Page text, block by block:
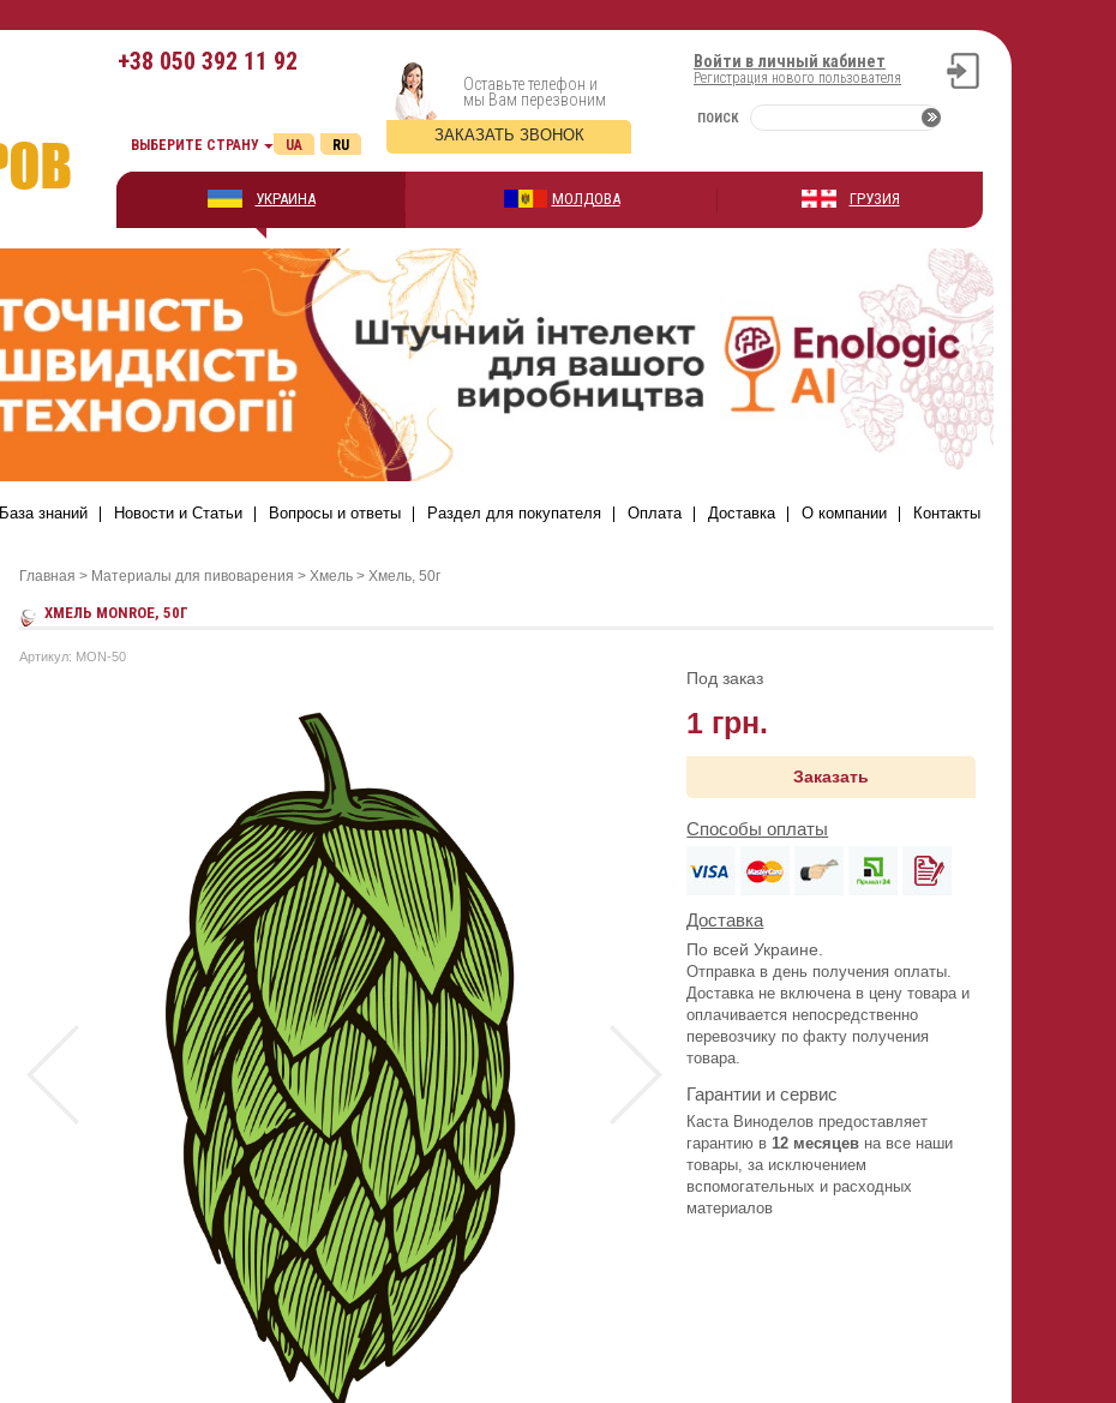
+38 050 392 11 92 Войти в личный кабинет
Регистрация нового пользователя
ПОИСК
Оставьте телефон и
мы Вам перезвоним
ЗАКАЗАТЬ ЗВОНОК
ВЫБЕРИТЕ СТРАНУ RU
UA
УКРАИНА МОЛДОВА ГРУЗИЯ
База знаний Новости и Статьи Вопросы и ответы Раздел для покупателя Оплата Доставка О компании Контакты
Главная > Материалы для пивоварения > Хмель > Хмель, 50г
ХМEЛЬ MONROE, 50Г
Артикул: MON-50
Под заказ
1 грн.
Заказать
Способы оплаты
Доставка
По всей Украине.
Отправка в день получения оплаты.
Доставка не включена в цену товара и
оплачивается непосредственно
перевозчику по факту получения
товара.
Гарантии и сервис
Каста Виноделов предоставляет
гарантию в12 месяцев на все наши
товары, за исключением
вспомогательных и расходных
материалов